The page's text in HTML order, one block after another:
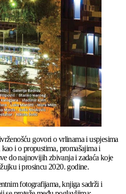
govori o vrlinama i uspjesima
i o propustima, promašajima i
do najnovijih zbivanja i zadaća koje
i prosincu 2020. godine.
fotografijama, knjiga sadrži i